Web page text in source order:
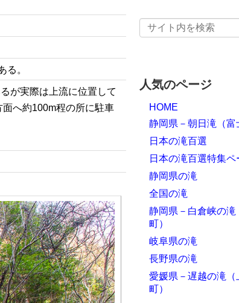
る。
が実際は上流に位置して
へ約100m程の所に駐車
人気のページ
HOME
静岡県－朝日滝（富
日本の滝百選
日本の滝百選特集ペ
静岡県の滝
全国の滝
静岡県－白倉峡の
町）
岐阜県の滝
長野県の滝
愛媛県－遅越の滝
町）